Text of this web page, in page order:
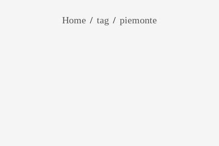
Home / tag / piemonte